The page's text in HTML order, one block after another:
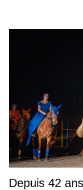
Depuis 42